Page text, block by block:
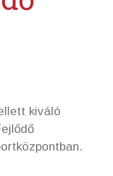
kiváló